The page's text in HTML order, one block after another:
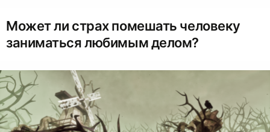
Может ли страх помешать человеку
заниматься любимым делом?